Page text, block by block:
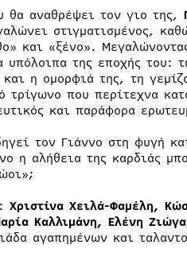
θα αναθρέψει τον γιο της,
στιγματισμένος,
και «ξένο».
υπόλοιπα της εποχής του:
η ομορφιά της, τη
που περίτεχνα
και παράφορα
τον Γιάννο στη φυγή
η αλήθεια της καρδιάς
Χριστίνα Χειλά-Φαμέλη,
Καλλιμάνη, Ελένη
αγαπημένων και